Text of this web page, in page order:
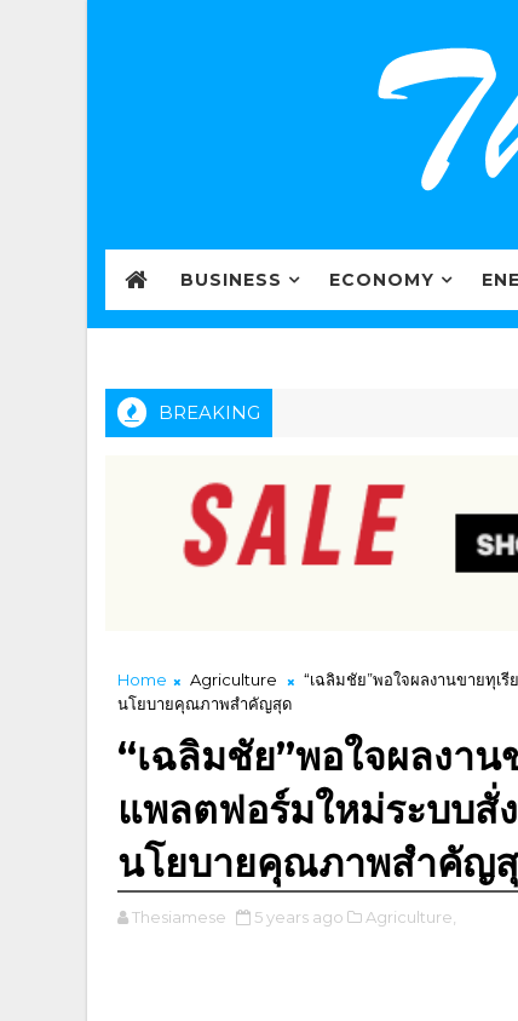
BUSINESS ECONOMY
BREAKING
Home Agriculture
“เฉลิมชัย”พอใจผลงานขายทุเ
นโยบายคุณภาพสำคัญสุด
“เฉลิมชัย”พอใจผลงา
แพลตฟอร์มใหม่ระบบสั่
นโยบายคุณภาพสำคัญ
Thesiamese 5 years ago Agriculture,